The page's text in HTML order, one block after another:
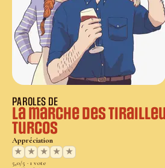
PAROLES DE
La marche des
Turcos
Appréciation
★
★ ★ ★ ★
5,0/5 · 1 vote